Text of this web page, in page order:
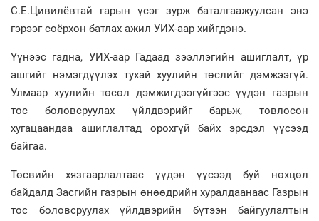
С.Е.Цивилёвтай гарын үсэг зурж баталгаажуулсан энэ
гэрээг соёрхон батлах ажил УИХ-аар хийгдэнэ.
Үүнээс гадна, УИХ-аар Гадаад зээллэгийн ашиглалт, үр
ашгийг нэмэгдүүлэх тухай хуулийн төслийг дэмжээгүй.
Улмаар хуулийн төсөл дэмжигдээгүйгээс үүдэн газрын
тос боловсруулах үйлдвэрийг барьж, товлосон
хугацаандаа ашиглалтад орохгүй байх эрсдэл үүсээд
байгаа.
Төсвийн хязгаарлалтаас үүдэн үүсээд буй нөхцөл
байдалд Засгийн газрын өнөөдрийн хуралдаанаас Газрын
тос боловсруулах үйлдвэрийн бүтээн байгуулалтын